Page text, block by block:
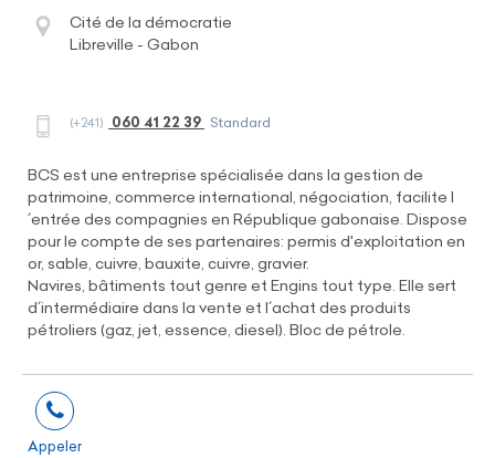
Cité de la démocratie
Libreville - Gabon
(+241) 060 41 22 39 Standard
BCS est une entreprise spécialisée dans la gestion de
patrimoine, commerce international, négociation, facilite l
´entrée des compagnies en République gabonaise. Dispose
pour le compte de ses partenaires: permis d'exploitation en
or, sable, cuivre, bauxite, cuivre, gravier.
Navires, bâtiments tout genre et Engins tout type. Elle sert
d´intermédiaire dans la vente et l´achat des produits
pétroliers (gaz, jet, essence, diesel). Bloc de pétrole.
Appeler